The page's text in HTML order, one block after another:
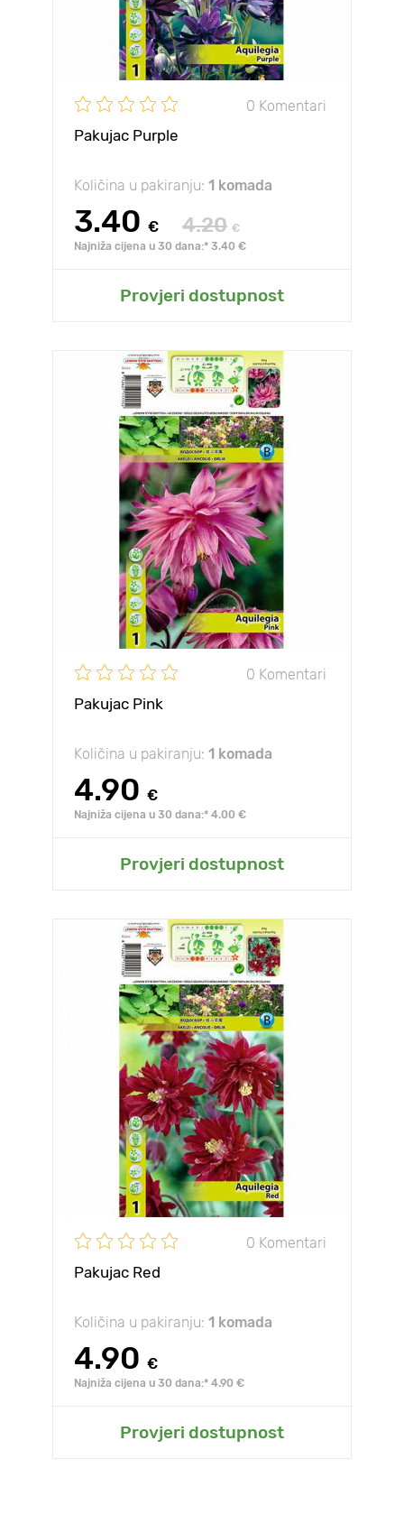
0 Komentari
Pakujac Purple
Količina u pakiranju: 1 komada
3.40 € 4.20 €
Najniža cijena u 30 dana:* 3.40 €
Provjeri dostupnost
0 Komentari
Pakujac Pink
Količina u pakiranju: 1 komada
4.90 €
Najniža cijena u 30 dana:* 4.00 €
Provjeri dostupnost
0 Komentari
Pakujac Red
Količina u pakiranju: 1 komada
4.90 €
Najniža cijena u 30 dana:* 4.90 €
Provjeri dostupnost